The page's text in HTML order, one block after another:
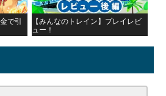
で引
【みんなのトレイン】プレイレビ
ュー！